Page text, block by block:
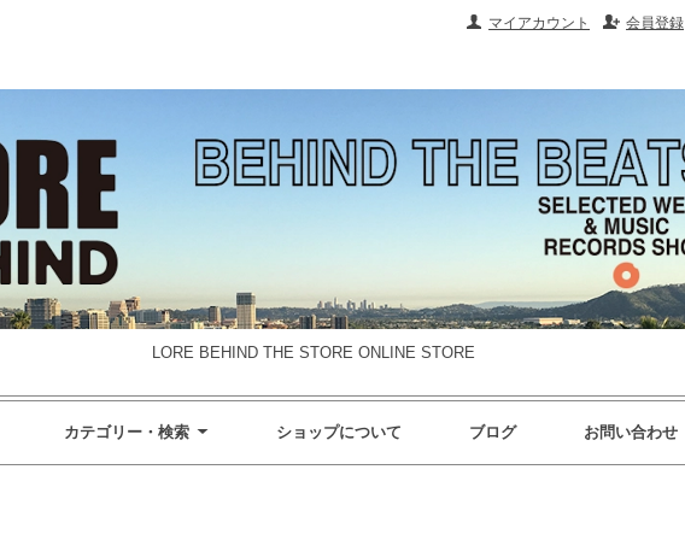
会員登録
マイアカウント
LORE BEHIND THE STORE ONLINE STORE
カテゴリー・検索 ショップについて ブログ お問い合わせ